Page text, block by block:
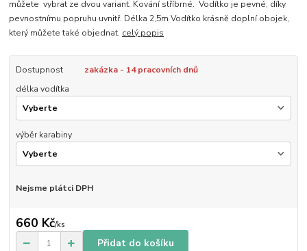
můžete vybrat ze dvou variant. Kování stříbrné. Vodítko je pevné, díky
pevnostnímu popruhu uvnitř. Délka 2,5m Vodítko krásně doplní obojek,
který můžete také objednat. celý popis
Dostupnost
zakázka - 14 pracovních dnů
délka vodítka
výběr karabiny
Nejsme plátci DPH
660 Kč/ks
Přidat do košíku